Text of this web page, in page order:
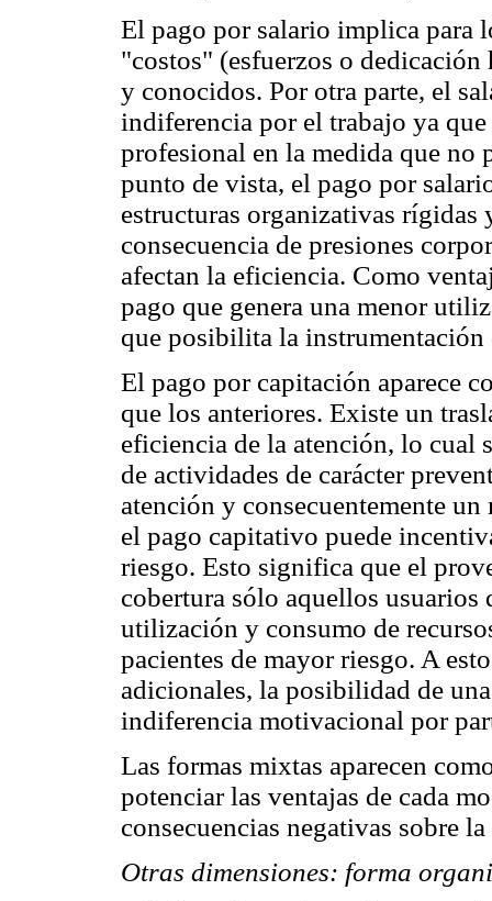
El pago por salario implica para
"costos" (esfuerzos o
y conocidos. Por otra parte, el
indiferencia por el trabajo ya que
profesional en la medida que no
punto de vista, el pago por
estructuras organizativas rígidas
consecuencia de presiones
afectan la eficiencia. Como
pago que genera una menor
que posibilita la instrumentación
El pago por capitación aparece
que los anteriores. Existe un
eficiencia de la atención, lo cual
de actividades de carácter
atención y consecuentemente
el pago capitativo puede
riesgo. Esto significa que el
cobertura sólo aquellos
utilización y consumo de
pacientes de mayor riesgo. A
adicionales, la posibilidad de
indiferencia motivacional por
Las formas mixtas aparecen
potenciar las ventajas de cada
consecuencias negativas sobre
Otras dimensiones: forma